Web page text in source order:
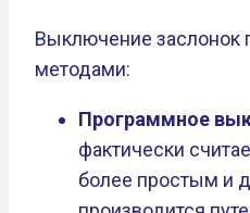
Выключение заслонок
методами:
Программное
фактически
более простым и